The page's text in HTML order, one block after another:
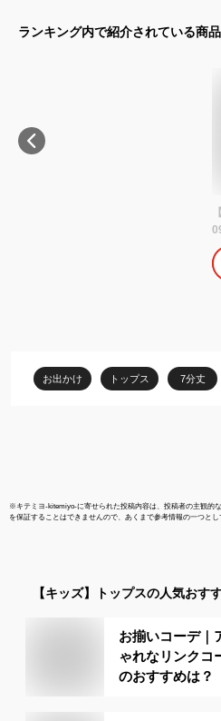
ランキング内で紹介されている商品
お出かけ トップス 7分丈
※キテミヨ-kitemiyo-に寄せられた投稿内容は、投稿者の主観的
を保証することはできませんので、あくまで参考情報の一つとし
【キッズ】 トップスの人気おす
お揃いコーデ｜
ゃれなリンクコ
のおすすめは？